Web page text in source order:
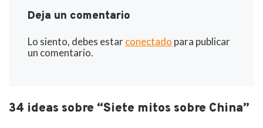
Deja un comentario
Lo siento, debes estarconectado para publicar
un comentario.
34 ideas sobre “Siete mitos sobre China”